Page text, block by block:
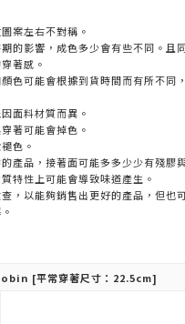
案左右不對稱。
的影響，成色多少會有些不同。且
著感。
色可能會根據到貨時間而有所不同
面料材質而異。
著可能會掉色。
色。
產品，接著面可能多多少少有殘膠
特性上可能會導致味道產生。
，以能夠銷售出更好的產品，但也
[平常穿著尺寸：22.5cm]